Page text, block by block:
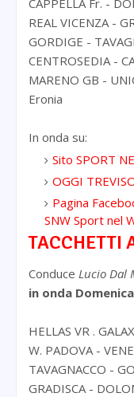
REAL VICENZA -
GORDIGE -
CENTROSEDIA -
MARENO GB -
Eronia
In onda su:
Sito SPORT
OGGI
Pagina
SNW Sport nel
TACCHETTI
Conduce Lucio Dal
in onda
HELLAS VR .
W. PADOVA -
TAVAGNACCO -
GRADISCA -